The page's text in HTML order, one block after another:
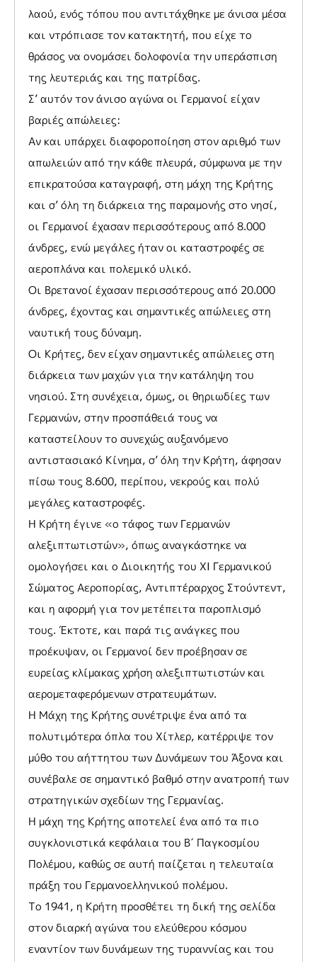
λαού, ενός τόπου που αντιτάχθηκε με άνισα μέσα
και ντρόπιασε τον κατακτητή, που είχε το
θράσος να ονομάσει δολοφονία την υπεράσπιση
της λευτεριάς και της πατρίδας.
Σ’ αυτόν τον άνισο αγώνα οι Γερμανοί είχαν
βαριές απώλειες:
Αν και υπάρχει διαφοροποίηση στον αριθμό των
απωλειών από την κάθε πλευρά, σύμφωνα με την
επικρατούσα καταγραφή, στη μάχη της Κρήτης
και σ’ όλη τη διάρκεια της παραμονής στο νησί,
οι Γερμανοί έχασαν περισσότερους από 8.000
άνδρες, ενώ μεγάλες ήταν οι καταστροφές σε
αεροπλάνα και πολεμικό υλικό.
Οι Βρετανοί έχασαν περισσότερους από 20.000
άνδρες, έχοντας και σημαντικές απώλειες στη
ναυτική τους δύναμη.
Οι Κρήτες, δεν είχαν σημαντικές απώλειες στη
διάρκεια των μαχών για την κατάληψη του
νησιού. Στη συνέχεια, όμως, οι θηριωδίες των
Γερμανών, στην προσπάθειά τους να
καταστείλουν το συνεχώς αυξανόμενο
αντιστασιακό Κίνημα, σ’ όλη την Κρήτη, άφησαν
πίσω τους 8.600, περίπου, νεκρούς και πολύ
μεγάλες καταστροφές.
Η Κρήτη έγινε «ο τάφος των Γερμανών
αλεξιπτωτιστών», όπως αναγκάστηκε να
ομολογήσει και ο Διοικητής του XI Γερμανικού
Σώματος Αεροπορίας, Αντιπτέραρχος Στούντεντ,
και η αφορμή για τον μετέπειτα παροπλισμό
τους. Έκτοτε, και παρά τις ανάγκες που
προέκυψαν, οι Γερμανοί δεν προέβησαν σε
ευρείας κλίμακας χρήση αλεξιπτωτιστών και
αερομεταφερόμενων στρατευμάτων.
Η Μάχη της Κρήτης συνέτριψε ένα από τα
πολυτιμότερα όπλα του Χίτλερ, κατέρριψε τον
μύθο του αήττητου των Δυνάμεων του Άξονα και
συνέβαλε σε σημαντικό βαθμό στην ανατροπή των
στρατηγικών σχεδίων της Γερμανίας.
Η μάχη της Κρήτης αποτελεί ένα από τα πιο
συγκλονιστικά κεφάλαια του Β΄ Παγκοσμίου
Πολέμου, καθώς σε αυτή παίζεται η τελευταία
πράξη του Γερμανοελληνικού πολέμου.
Το 1941, η Κρήτη προσθέτει τη δική της σελίδα
στον διαρκή αγώνα του ελεύθερου κόσμου
εναντίον των δυνάμεων της τυραννίας και του